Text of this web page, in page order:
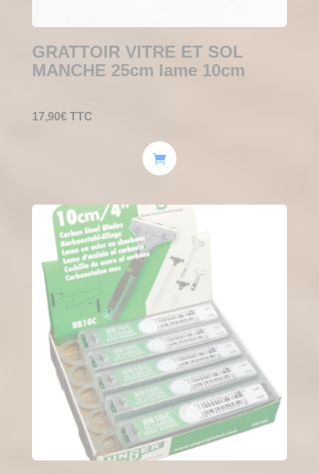
GRATTOIR VITRE ET SOL
MANCHE 25cm lame 10cm
17,90€ TTC